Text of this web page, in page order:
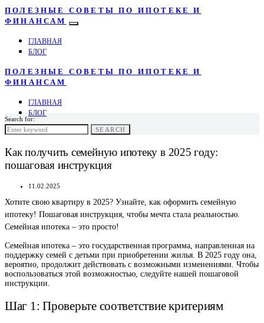
ПОЛЕЗНЫЕ СОВЕТЫ ПО ИПОТЕКЕ И
ФИНАНСАМ
ГЛАВНАЯ
БЛОГ
ПОЛЕЗНЫЕ СОВЕТЫ ПО ИПОТЕКЕ И
ФИНАНСАМ
ГЛАВНАЯ
БЛОГ
Search for:
SEARCH
Как получить семейную ипотеку в 2025 году:
пошаговая инструкция
11.02.2025
Хотите свою квартиру в 2025? Узнайте, как оформить семейную
ипотеку! Пошаговая инструкция, чтобы мечта стала реальностью.
Семейная ипотека – это просто!
Семейная ипотека – это государственная программа, направленная на
поддержку семей с детьми при приобретении жилья. В 2025 году она,
вероятно, продолжит действовать с возможными изменениями. Чтобы
воспользоваться этой возможностью, следуйте нашей пошаговой
инструкции.
Шаг 1: Проверьте соответствие критериям